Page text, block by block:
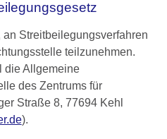
Streitbeilegungsverfahren
teilzunehmen.
die Allgemeine
des Zentrums für
Straße 8, 77694 Kehl
).